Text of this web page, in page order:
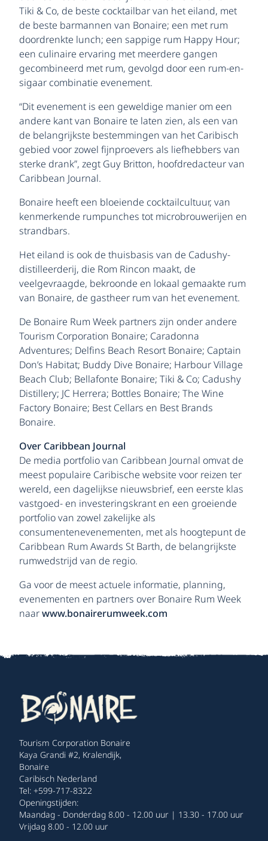
Tiki & Co, de beste cocktailbar van het eiland, met
de beste barmannen van Bonaire; een met rum
doordrenkte lunch; een sappige rum Happy Hour;
een culinaire ervaring met meerdere gangen
gecombineerd met rum, gevolgd door een rum-en-
sigaar combinatie evenement.
“Dit evenement is een geweldige manier om een
andere kant van Bonaire te laten zien, als een van
de belangrijkste bestemmingen van het Caribisch
gebied voor zowel fijnproevers als liefhebbers van
sterke drank”, zegt Guy Britton, hoofdredacteur van
Caribbean Journal.
Bonaire heeft een bloeiende cocktailcultuur, van
kenmerkende rumpunches tot microbrouwerijen en
strandbars.
Het eiland is ook de thuisbasis van de Cadushy-
distilleerderij, die Rom Rincon maakt, de
veelgevraagde, bekroonde en lokaal gemaakte rum
van Bonaire, de gastheer rum van het evenement.
De Bonaire Rum Week partners zijn onder andere
Tourism Corporation Bonaire; Caradonna
Adventures; Delfins Beach Resort Bonaire; Captain
Don’s Habitat; Buddy Dive Bonaire; Harbour Village
Beach Club; Bellafonte Bonaire; Tiki & Co; Cadushy
Distillery; JC Herrera; Bottles Bonaire; The Wine
Factory Bonaire; Best Cellars en Best Brands
Bonaire.
Over Caribbean Journal
De media portfolio van Caribbean Journal omvat de
meest populaire Caribische website voor reizen ter
wereld, een dagelijkse nieuwsbrief, een eerste klas
vastgoed- en investeringskrant en een groeiende
portfolio van zowel zakelijke als
consumentenevenementen, met als hoogtepunt de
Caribbean Rum Awards St Barth, de belangrijkste
rumwedstrijd van de regio.
Ga voor de meest actuele informatie, planning,
evenementen en partners over Bonaire Rum Week
naarwww.bonairerumweek.com
Tourism Corporation Bonaire
Kaya Grandi #2, Kralendijk,
Bonaire
Caribisch Nederland
Tel: +599-717-8322
Openingstijden:
Maandag - Donderdag 8.00 - 12.00 uur | 13.30 - 17.00 uur
Vrijdag 8.00 - 12.00 uur